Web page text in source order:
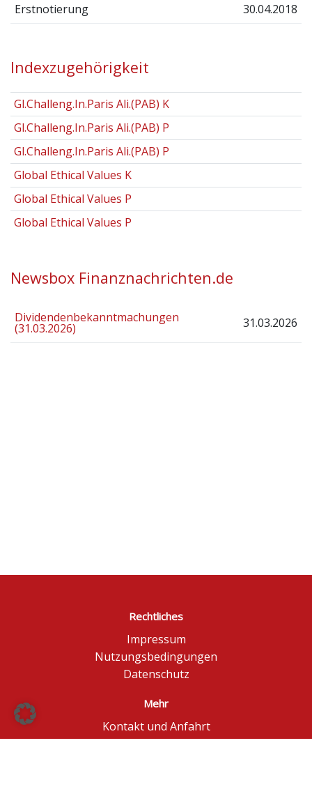
Erstnotierung
30.04.2018
Indexzugehörigkeit
Gl.Challeng.In.Paris Ali.(PAB) K
Gl.Challeng.In.Paris Ali.(PAB) P
Gl.Challeng.In.Paris Ali.(PAB) P
Global Ethical Values K
Global Ethical Values P
Global Ethical Values P
Newsbox Finanznachrichten.de
Dividendenbekanntmachungen
(31.03.2026) 31.03.2026
Rechtliches
Impressum
Nutzungsbedingungen
Datenschutz
Mehr
Kontakt und Anfahrt
Börse Düsseldorf